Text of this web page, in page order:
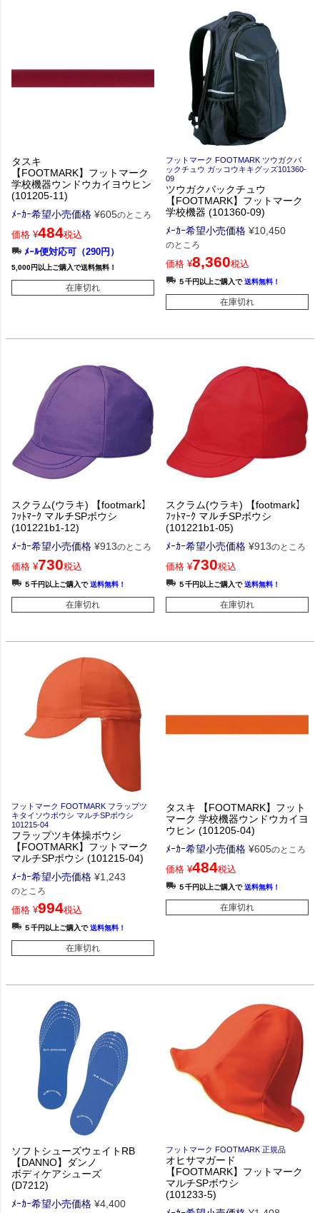
タスキ
【FOOTMARK】フットマーク
学校機器ウンドウカイヨウヒン
(101205-11)
ﾒｰｶｰ希望小売価格 ¥605のところ
価格 ¥484税込
ﾒｰﾙ便対応可（290円）
5,000円以上ご購入で送料無料！
在庫切れ
フットマーク FOOTMARK ツウガクバ
ックチュウ ガッコウキキグッズ101360-
09
ツウガクバックチュウ
【FOOTMARK】フットマーク
学校機器 (101360-09)
ﾒｰｶｰ希望小売価格 ¥10,450
のところ
価格 ¥8,360税込
５千円以上ご購入で送料無料！
在庫切れ
スクラム(ウラキ) 【footmark】
ﾌｯﾄﾏｰｸ マルチSPボウシ
(101221b1-12)
ﾒｰｶｰ希望小売価格 ¥913のところ
価格 ¥730税込
５千円以上ご購入で送料無料！
在庫切れ
スクラム(ウラキ) 【footmark】
ﾌｯﾄﾏｰｸ マルチSPボウシ
(101221b1-05)
ﾒｰｶｰ希望小売価格 ¥913のところ
価格 ¥730税込
５千円以上ご購入で送料無料！
在庫切れ
フットマーク FOOTMARK フラップツ
キタイソウボウシ マルチSPボウシ
101215-04
フラップツキ体操ボウシ
【FOOTMARK】フットマーク
マルチSPボウシ (101215-04)
ﾒｰｶｰ希望小売価格 ¥1,243
のところ
価格 ¥994税込
５千円以上ご購入で送料無料！
在庫切れ
タスキ 【FOOTMARK】フット
マーク 学校機器ウンドウカイヨ
ウヒン (101205-04)
ﾒｰｶｰ希望小売価格 ¥605のところ
価格 ¥484税込
５千円以上ご購入で送料無料！
在庫切れ
ソフトシューズウェイトRB
【DANNO】ダンノ
ボディケアシューズ
(D7212)
ﾒｰｶｰ希望小売価格 ¥4,400
フットマーク FOOTMARK 正規品
オヒサマガード
【FOOTMARK】フットマーク
マルチSPボウシ
(101233-5)